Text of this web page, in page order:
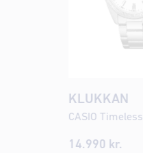
KLUKKAN
14.990 kr.